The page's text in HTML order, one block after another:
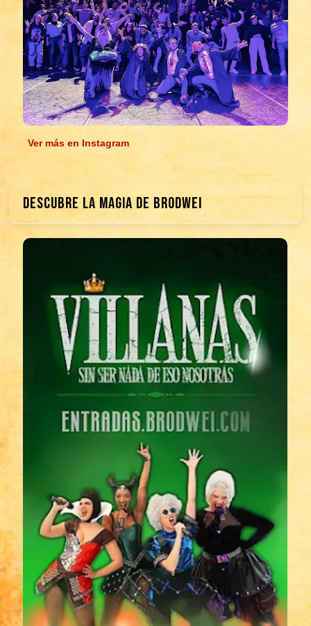
Ver más en Instagram
DESCUBRE LA MAGIA DE BRODWEI